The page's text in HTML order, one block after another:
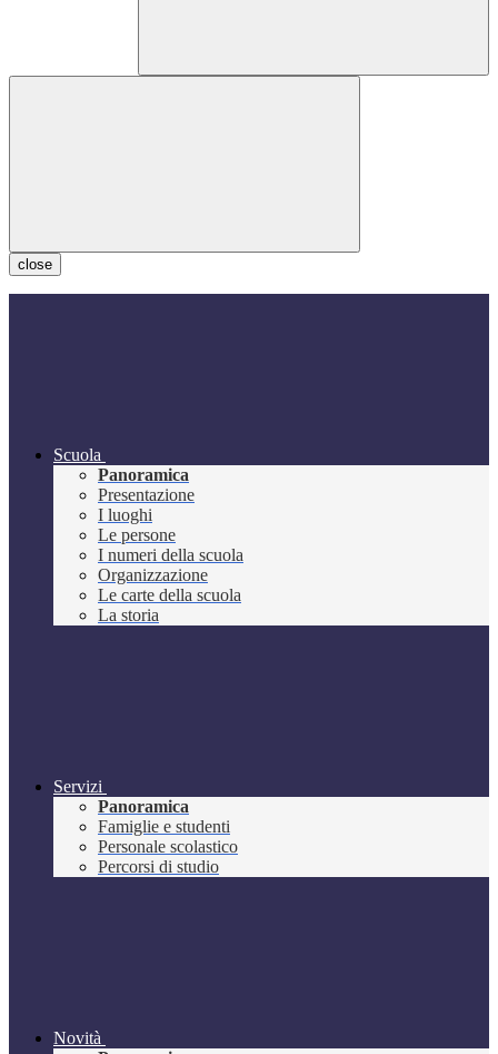
close
Scuola
Panoramica
Presentazione
I luoghi
Le persone
I numeri della scuola
Organizzazione
Le carte della scuola
La storia
Servizi
Panoramica
Famiglie e studenti
Personale scolastico
Percorsi di studio
Novità